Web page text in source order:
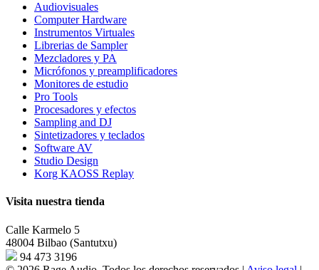
Audiovisuales
Computer Hardware
Instrumentos Virtuales
Librerias de Sampler
Mezcladores y PA
Micrófonos y preamplificadores
Monitores de estudio
Pro Tools
Procesadores y efectos
Sampling and DJ
Sintetizadores y teclados
Software AV
Studio Design
Korg KAOSS Replay
Visita nuestra tienda
Calle Karmelo 5
48004 Bilbao (Santutxu)
94 473 3196